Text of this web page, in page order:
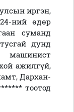
иргэн,
ний өдөр
суманд
дунд
ажилгүй,
Дархан-
тоотод